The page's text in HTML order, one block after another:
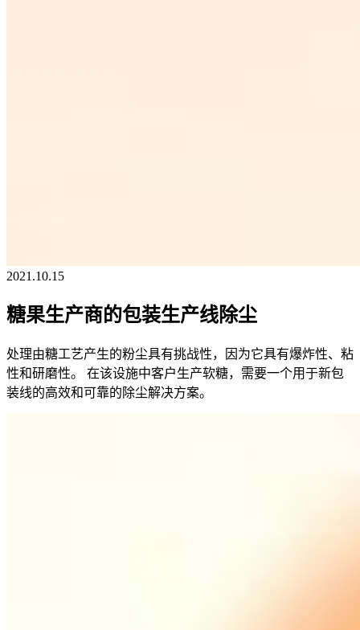
2021.10.15
糖果生产商的包装生产线除尘
处理由糖工艺产生的粉尘具有挑战性，因为它具有爆炸性、粘
性和研磨性。 在该设施中客户生产软糖，需要一个用于新包
装线的高效和可靠的除尘解决方案。